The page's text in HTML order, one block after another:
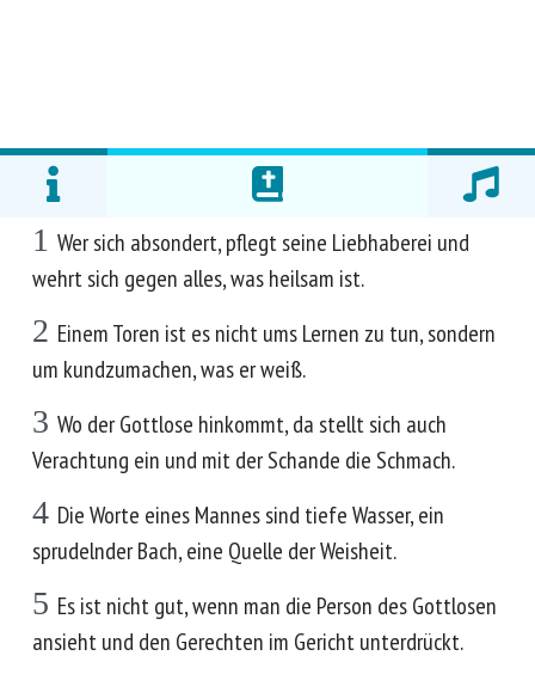
1 Wer sich absondert, pflegt seine Liebhaberei und
wehrt sich gegen alles, was heilsam ist.
2 Einem Toren ist es nicht ums Lernen zu tun, sondern
um kundzumachen, was er weiß.
3 Wo der Gottlose hinkommt, da stellt sich auch
Verachtung ein und mit der Schande die Schmach.
4 Die Worte eines Mannes sind tiefe Wasser, ein
sprudelnder Bach, eine Quelle der Weisheit.
5 Es ist nicht gut, wenn man die Person des Gottlosen
ansieht und den Gerechten im Gericht unterdrückt.